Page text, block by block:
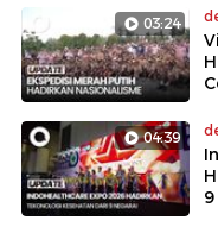
03:24
04:39